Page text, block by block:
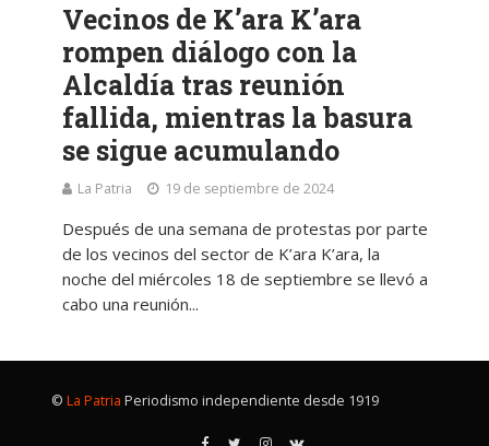
Vecinos de K’ara K’ara
rompen diálogo con la
Alcaldía tras reunión
fallida, mientras la basura
se sigue acumulando
La Patria 19 de septiembre de 2024
Después de una semana de protestas por parte
de los vecinos del sector de K’ara K’ara, la
noche del miércoles 18 de septiembre se llevó a
cabo una reunión...
© La Patria Periodismo independiente desde 1919